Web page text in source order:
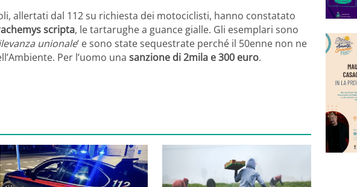
allertati dal 112 su richiesta dei motociclisti, hanno constatato
scripta, le tartarughe a guance gialle. Gli esemplari sono
unionale‘ e sono state sequestrate perché il 50enne non ne
Per l’uomo una sanzione di 2mila e 300 euro.